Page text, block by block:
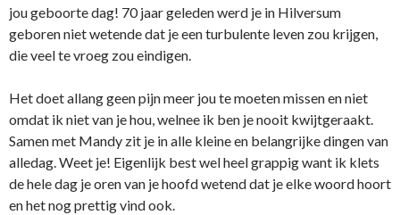
jou geboorte dag! 70 jaar geleden werd je in Hilversum
geboren niet wetende dat je een turbulente leven zou krijgen,
die veel te vroeg zou eindigen.
Het doet allang geen pijn meer jou te moeten missen en niet
omdat ik niet van je hou, welnee ik ben je nooit kwijtgeraakt.
Samen met Mandy zit je in alle kleine en belangrijke dingen van
alledag. Weet je! Eigenlijk best wel heel grappig want ik klets
de hele dag je oren van je hoofd wetend dat je elke woord hoort
en het nog prettig vind ook.